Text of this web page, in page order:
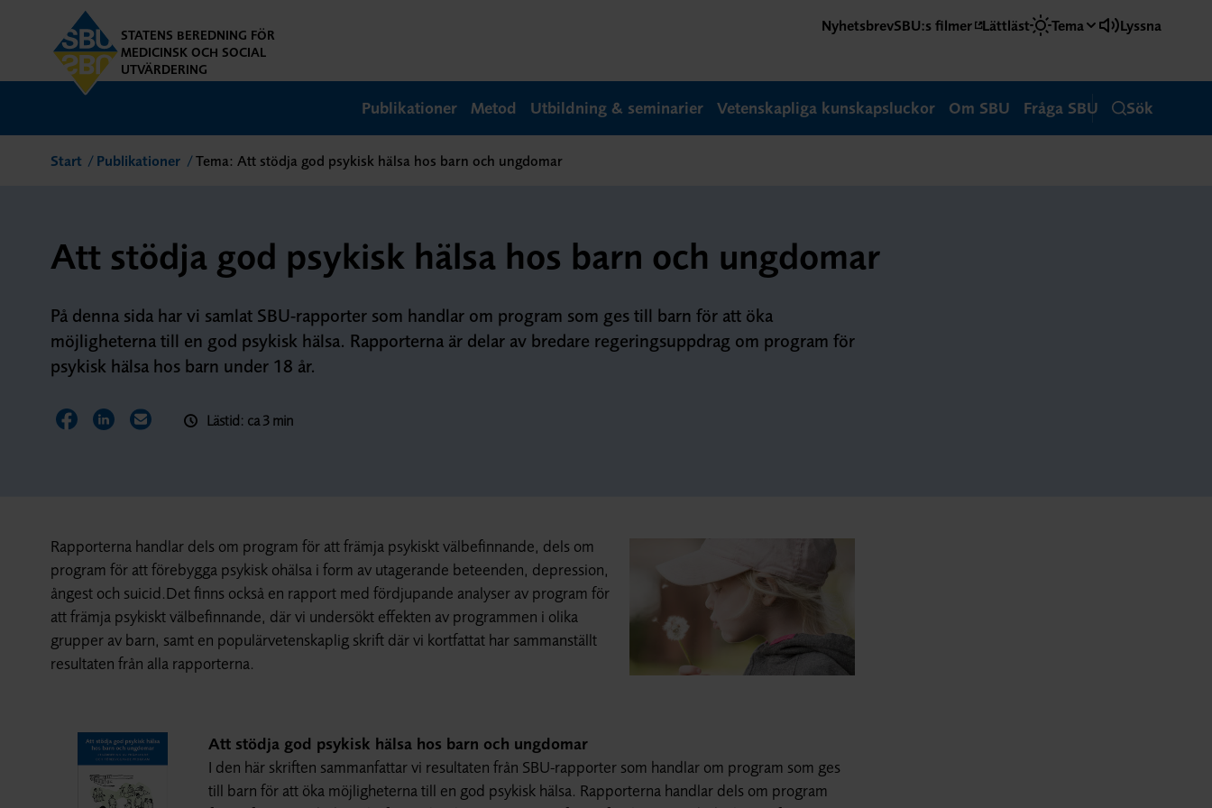
STATENS BEREDNING FÖR
MEDICINSK OCH SOCIAL
UTVÄRDERING
NyhetsbrevSBU:s filmer Lättläst Tema Lyssna
Publikationer Metod Utbildning & seminarier Vetenskapliga kunskapsluckor Om SBU Fråga SBU Sök
Start Publikationer Tema: Att stödja god psykisk hälsa hos barn och ungdomar
Att stödja god psykisk hälsa hos barn och ungdomar
På denna sida har vi samlat SBU-rapporter som handlar om program som ges till barn för att öka
möjligheterna till en god psykisk hälsa. Rapporterna är delar av bredare regeringsuppdrag om program för
psykisk hälsa hos barn under 18 år.
Dela sidan på Facebook
Dela sidan på LinkedIn
Dela sidan via E-post
Lästid: ca 3 min
Rapporterna handlar dels om program för att främja psykiskt välbefinnande, dels om
program för att förebygga psykisk ohälsa i form av utagerande beteenden, depression,
ångest och suicid.Det finns också en rapport med fördjupande analyser av program för
att främja psykiskt välbefinnande, där vi undersökt effekten av programmen i olika
grupper av barn, samt en populärvetenskaplig skrift där vi kortfattat har sammanställt
resultaten från alla rapporterna.
Att stödja god psykisk hälsa hos barn och ungdomar
I den här skriften sammanfattar vi resultaten från SBU-rapporter som handlar om program som ges
till barn för att öka möjligheterna till en god psykisk hälsa. Rapporterna handlar dels om program